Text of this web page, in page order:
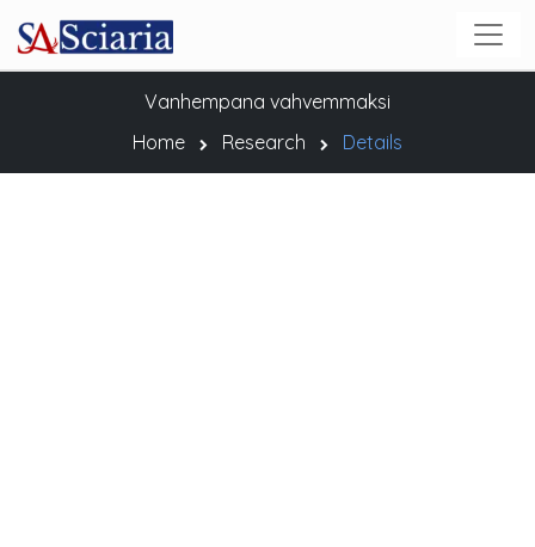
Vanhempana vahvemmaksi
Home
Research Details